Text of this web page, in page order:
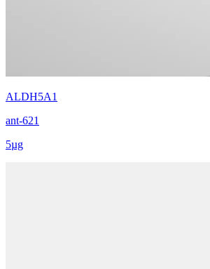
ALDH5A1
ant-621
5µg